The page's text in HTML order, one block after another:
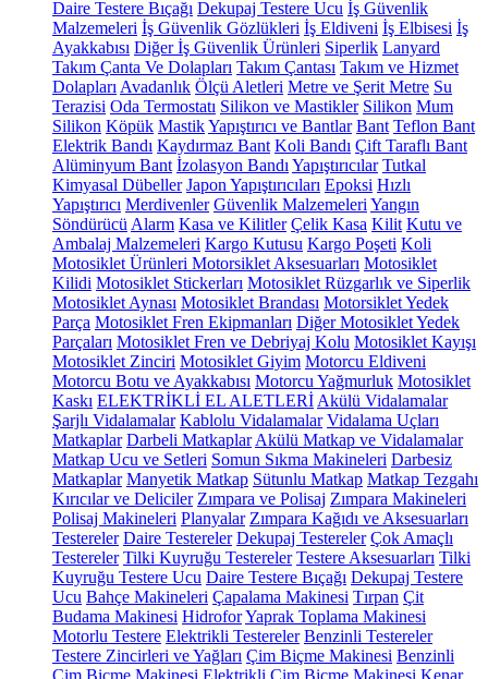
Daire Testere Bıçağı Dekupaj Testere Ucu İş Güvenlik
Malzemeleri İş Güvenlik Gözlükleri İş Eldiveni İş Elbisesi İş
Ayakkabısı Diğer İş Güvenlik Ürünleri Siperlik Lanyard
Takım Çanta Ve Dolapları Takım Çantası Takım ve Hizmet
Dolapları Avadanlık Ölçü Aletleri Metre ve Şerit Metre Su
Terazisi Oda Termostatı Silikon ve Mastikler Silikon Mum
Silikon Köpük MastikYapıştırıcı ve Bantlar Bant Teflon Bant
Elektrik Bandı Kaydırmaz Bant Koli Bandı Çift Taraflı Bant
Alüminyum Bant İzolasyon Bandı Yapıştırıcılar Tutkal
Kimyasal Dübeller Japon Yapıştırıcıları Epoksi Hızlı
Yapıştırıcı Merdivenler Güvenlik Malzemeleri Yangın
Söndürücü Alarm Kasa ve Kilitler Çelik Kasa Kilit Kutu ve
Ambalaj Malzemeleri Kargo Kutusu Kargo Poşeti Koli
Motosiklet Ürünleri Motorsiklet Aksesuarları Motosiklet
Kilidi Motosiklet Stickerları Motosiklet Rüzgarlık ve Siperlik
Motosiklet Aynası Motosiklet Brandası Motorsiklet Yedek
Parça Motosiklet Fren Ekipmanları Diğer Motosiklet Yedek
Parçaları Motosiklet Fren ve Debriyaj Kolu Motosiklet Kayışı
Motosiklet Zinciri Motosiklet Giyim Motorcu Eldiveni
Motorcu Botu ve Ayakkabısı Motorcu Yağmurluk Motosiklet
Kaskı ELEKTRİKLİ EL ALETLERİ Akülü Vidalamalar
Şarjlı Vidalamalar Kablolu Vidalamalar Vidalama Uçları
Matkaplar Darbeli Matkaplar Akülü Matkap ve Vidalamalar
Matkap Ucu ve Setleri Somun Sıkma Makineleri Darbesiz
Matkaplar Manyetik Matkap Sütunlu Matkap Matkap Tezgahı
Kırıcılar ve Deliciler Zımpara ve Polisaj Zımpara Makineleri
Polisaj Makineleri Planyalar Zımpara Kağıdı ve Aksesuarları
Testereler Daire Testereler Dekupaj Testereler Çok Amaçlı
Testereler Tilki Kuyruğu Testereler Testere Aksesuarları Tilki
Kuyruğu Testere Ucu Daire Testere Bıçağı Dekupaj Testere
Ucu Bahçe Makineleri Çapalama Makinesi Tırpan Çit
Budama Makinesi HidroforYaprak Toplama Makinesi
Motorlu Testere Elektrikli Testereler Benzinli Testereler
Testere Zincirleri ve Yağları Çim Biçme Makinesi Benzinli
Çim Biçme Makinesi Elektrikli Çim Biçme Makinesi Kenar